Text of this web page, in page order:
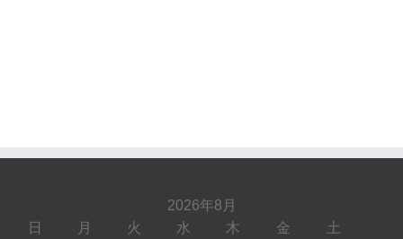
2026年8月
日 月 火 水 木 金 土